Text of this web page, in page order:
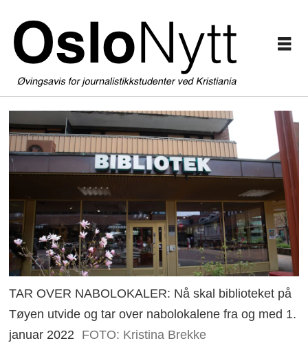
TAR OVER NABOLOKALER: Nå skal biblioteket på
Tøyen utvide og tar over nabolokalene fra og med 1.
januar 2022
FOTO: Kristina Brekke